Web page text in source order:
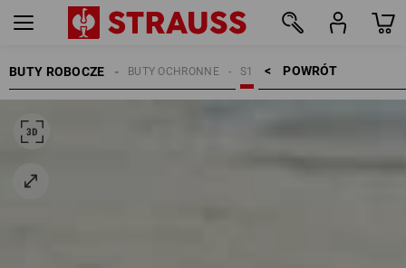
BUTY ROBOCZE POWRÓT    >
S1
BUTY OCHRONNE